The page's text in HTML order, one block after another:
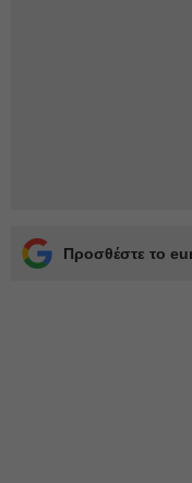
Προσθέστε το